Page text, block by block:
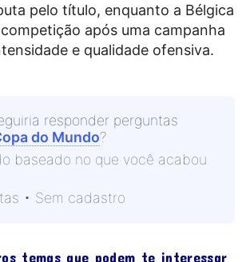
pelo título, enquanto a Bélgica
após uma campanha
e qualidade ofensiva.
responder perguntas
do Mundo?
baseado no que você acabou
• Sem cadastro
temas que podem te interessar